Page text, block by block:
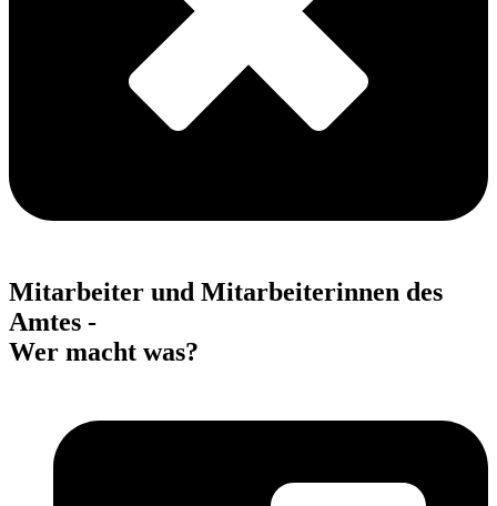
Mitarbeiter und Mitarbeiterinnen des
Amtes -
Wer macht was?